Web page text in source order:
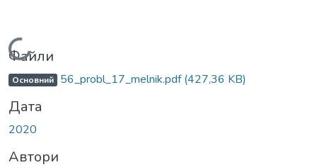
Вантажиться...
Файли
Основний 56_probl_17_melnik.pdf(427,36 KB)
Дата
2020
Автори